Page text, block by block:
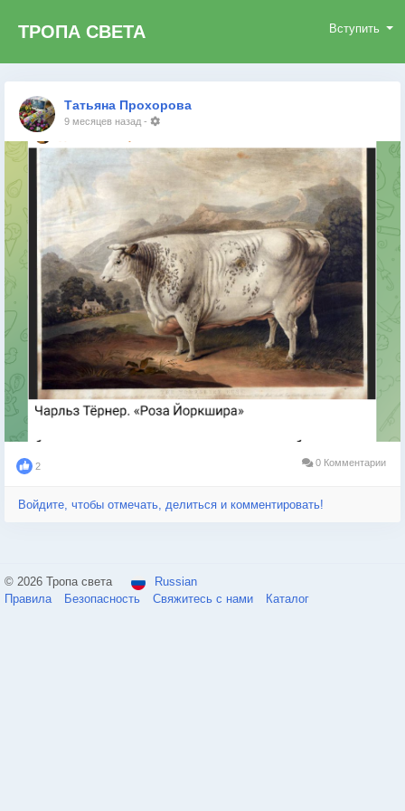
ТРОПА СВЕТА Вступить
Татьяна Прохорова
9 месяцев назад -
2 0 Комментарии
Войдите, чтобы отмечать, делиться и комментировать!
© 2026 Тропа света
Russian
Правила
Безопасность Свяжитесь с нами Каталог